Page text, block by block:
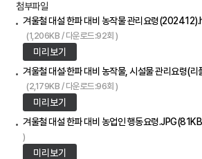
첨부파일
겨울철 대설 한파 대비 농작물 관리요령
(1,206KB / 다운로드:92회 )
미리보기
겨울철 대설·한파 대비 농작물, 시설물 관리요령(
(2,179KB / 다운로드:96회 )
미리보기
겨울철 대설 한파 대비 농업인 행동요령
)
미리보기